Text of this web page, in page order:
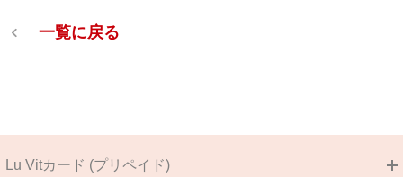
一覧に戻る
Lu Vitカード (プリペイド)